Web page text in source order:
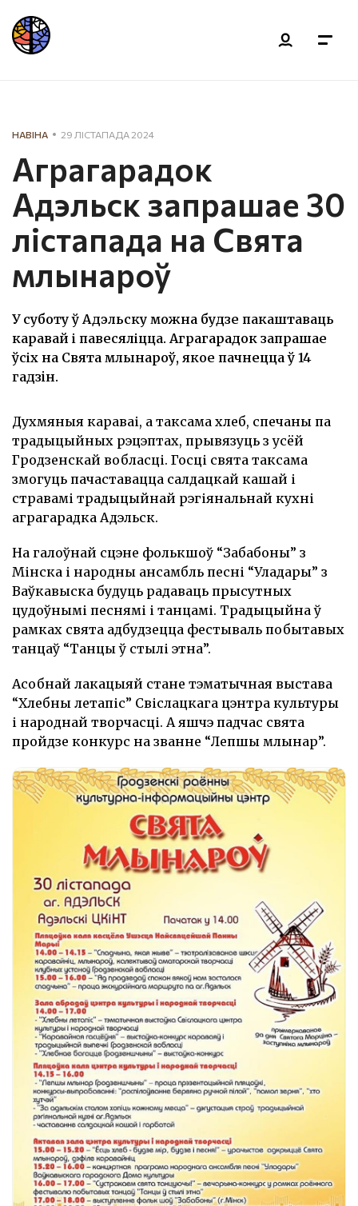
НАВІНА 29 ЛІСТАПАДА 2024
Аграгарадок
Адэльск запрашае 30
лістапада на Свята
млынароў
У суботу ў Адэльску можна будзе пакаштаваць
каравай і павесяліцца. Аграгарадок запрашае
ўсіх на Свята млынароў, якое пачнецца ў 14
гадзiн.
Духмяныя караваі, а таксама хлеб, спечаны па
традыцыйных рэцэптах, прывязуць з усёй
Гродзенскай вобласці. Госці свята таксама
змогуць пачаставацца салдацкай кашай і
стравамі традыцыйнай рэгіянальнай кухні
аграгарадка Адэльск.
На галоўнай сцэне фолькшоў “Забабоны” з
Мінска і народны ансамбль песні “Уладары” з
Ваўкавыска будуць радаваць прысутных
цудоўнымі песнямі і танцамі. Традыцыйна ў
рамках свята адбудзецца фестываль побытавых
танцаў “Танцы ў стылі этна”.
Асобнай лакацыяй стане тэматычная выстава
“Хлебны летапіс” Свіслацкага цэнтра культуры
і народнай творчасці. А яшчэ падчас свята
пройдзе конкурс на званне “Лепшы млынар”.